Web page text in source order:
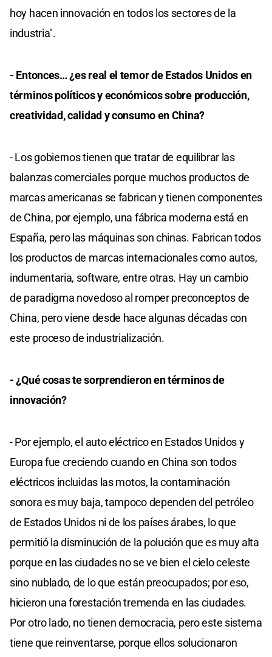
hoy hacen innovación en todos los sectores de la
industria".
- Entonces… ¿es real el temor de Estados Unidos en
términos políticos y económicos sobre producción,
creatividad, calidad y consumo en China?
- Los gobiernos tienen que tratar de equilibrar las
balanzas comerciales porque muchos productos de
marcas americanas se fabrican y tienen componentes
de China, por ejemplo, una fábrica moderna está en
España, pero las máquinas son chinas. Fabrican todos
los productos de marcas internacionales como autos,
indumentaria, software, entre otras. Hay un cambio
de paradigma novedoso al romper preconceptos de
China, pero viene desde hace algunas décadas con
este proceso de industrialización.
- ¿Qué cosas te sorprendieron en términos de
innovación?
- Por ejemplo, el auto eléctrico en Estados Unidos y
Europa fue creciendo cuando en China son todos
eléctricos incluidas las motos, la contaminación
sonora es muy baja, tampoco dependen del petróleo
de Estados Unidos ni de los países árabes, lo que
permitió la disminución de la polución que es muy alta
porque en las ciudades no se ve bien el cielo celeste
sino nublado, de lo que están preocupados; por eso,
hicieron una forestación tremenda en las ciudades.
Por otro lado, no tienen democracia, pero este sistema
tiene que reinventarse, porque ellos solucionaron